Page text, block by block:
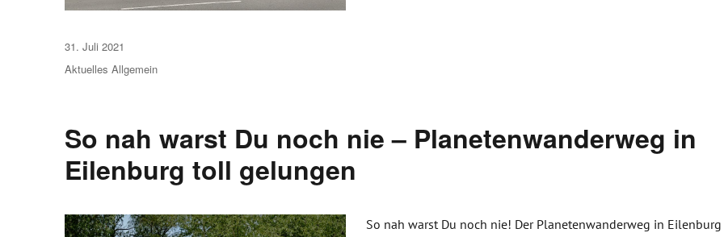
Veröffentlicht
am
31. Juli 2021
Aktuelles Allgemein
So nah warst Du noch nie – Planetenwanderweg in
Eilenburg toll gelungen
So nah warst Du noch nie! Der Planetenwanderweg in Eilenburg